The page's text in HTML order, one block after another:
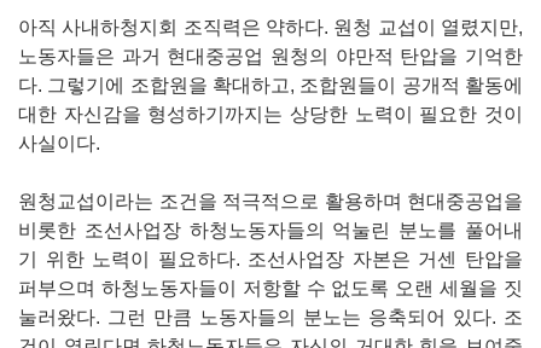
아직 사내하청지회 조직력은 약하다. 원청 교섭이 열렸지만,
노동자들은 과거 현대중공업 원청의 야만적 탄압을 기억한
다. 그렇기에 조합원을 확대하고, 조합원들이 공개적 활동에
대한 자신감을 형성하기까지는 상당한 노력이 필요한 것이
사실이다.
원청교섭이라는 조건을 적극적으로 활용하며 현대중공업을
비롯한 조선사업장 하청노동자들의 억눌린 분노를 풀어내
기 위한 노력이 필요하다. 조선사업장 자본은 거센 탄압을
퍼부으며 하청노동자들이 저항할 수 없도록 오랜 세월을 짓
눌러왔다. 그런 만큼 노동자들의 분노는 응축되어 있다. 조